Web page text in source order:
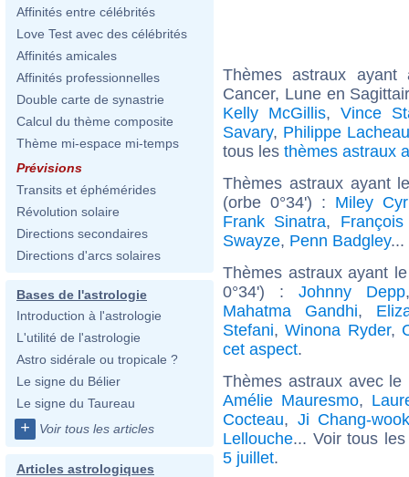
Affinités entre célébrités
Love Test avec des célébrités
Affinités amicales
Affinités professionnelles
Double carte de synastrie
Calcul du thème composite
Thème mi-espace mi-temps
Prévisions
Transits et éphémérides
Révolution solaire
Directions secondaires
Directions d'arcs solaires
Bases de l'astrologie
Introduction à l'astrologie
L'utilité de l'astrologie
Astro sidérale ou tropicale ?
Le signe du Bélier
Le signe du Taureau
+ Voir tous les articles
Articles astrologiques
Thèmes astraux
Cancer, Lune en
Kelly McGillis, Vince
Savary, Philippe
tous les thèmes astraux
Thèmes astraux ayant
(orbe 0°34') : Miley
Frank Sinatra,
Swayze, Penn Badgley...
Thèmes astraux ayant
0°34') : Johnny Depp
Mahatma Gandhi,
Stefani,Winona Ryder,
cet aspect.
Thèmes astraux avec
Amélie Mauresmo,
Cocteau, Ji Chang-
Lellouche... Voir tous
5 juillet.